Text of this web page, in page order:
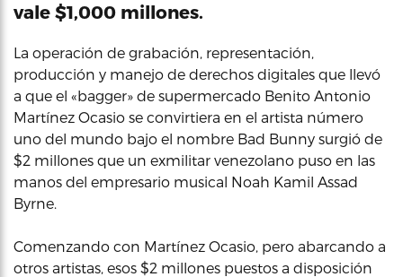
vale $1,000 millones.
La operación de grabación, representación,
producción y manejo de derechos digitales que llevó
a que el «bagger» de supermercado Benito Antonio
Martínez Ocasio se convirtiera en el artista número
uno del mundo bajo el nombre Bad Bunny surgió de
$2 millones que un exmilitar venezolano puso en las
manos del empresario musical Noah Kamil Assad
Byrne.
Comenzando con Martínez Ocasio, pero abarcando a
otros artistas, esos $2 millones puestos a disposición